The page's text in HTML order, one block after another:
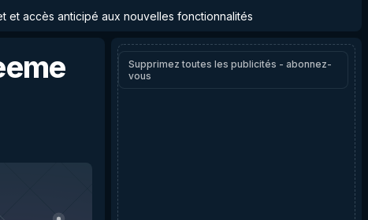
et accès anticipé aux nouvelles fonctionnalités
Supprimez toutes les publicités - abonnez-
vous